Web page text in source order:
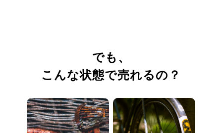
でも、
こんな状態で売れるの？